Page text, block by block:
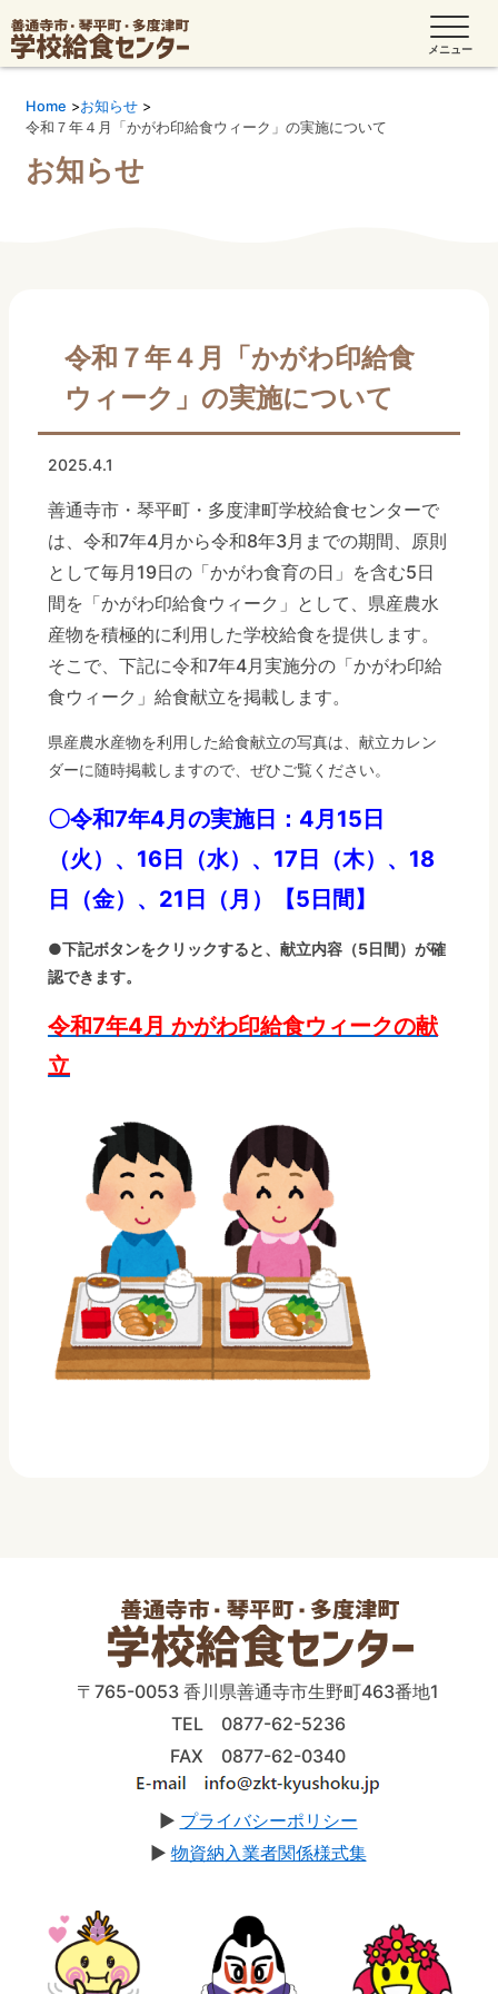
Home
お知らせ
令和７年４月「かがわ印給食ウィーク」の実施について
お知らせ
令和７年４月「かがわ印給食
ウィーク」の実施について
2025.4.1
善通寺市・琴平町・多度津町学校給食センターで
は、令和7年4月から令和8年3月までの期間、原則
として毎月19日の「かがわ食育の日」を含む5日
間を「かがわ印給食ウィーク」として、県産農水
産物を積極的に利用した学校給食を提供します。
そこで、下記に令和7年4月実施分の「かがわ印給
食ウィーク」給食献立を掲載します。
県産農水産物を利用した給食献立の写真は、献立カレン
ダーに随時掲載しますので、ぜひご覧ください。
〇令和7年4月の実施日：4月15日
（火）、16日（水）、17日（木）、18
日（金）、21日（月）【5日間】
●下記ボタンをクリックすると、献立内容（5日間）が確
認できます。
令和7年4月 かがわ印給食ウィークの献
立
〒765-0053 香川県善通寺市生野町463番地1
TEL 0877-62-5236
FAX 0877-62-0340
▶ プライバシーポリシー
▶ 物資納入業者関係様式集